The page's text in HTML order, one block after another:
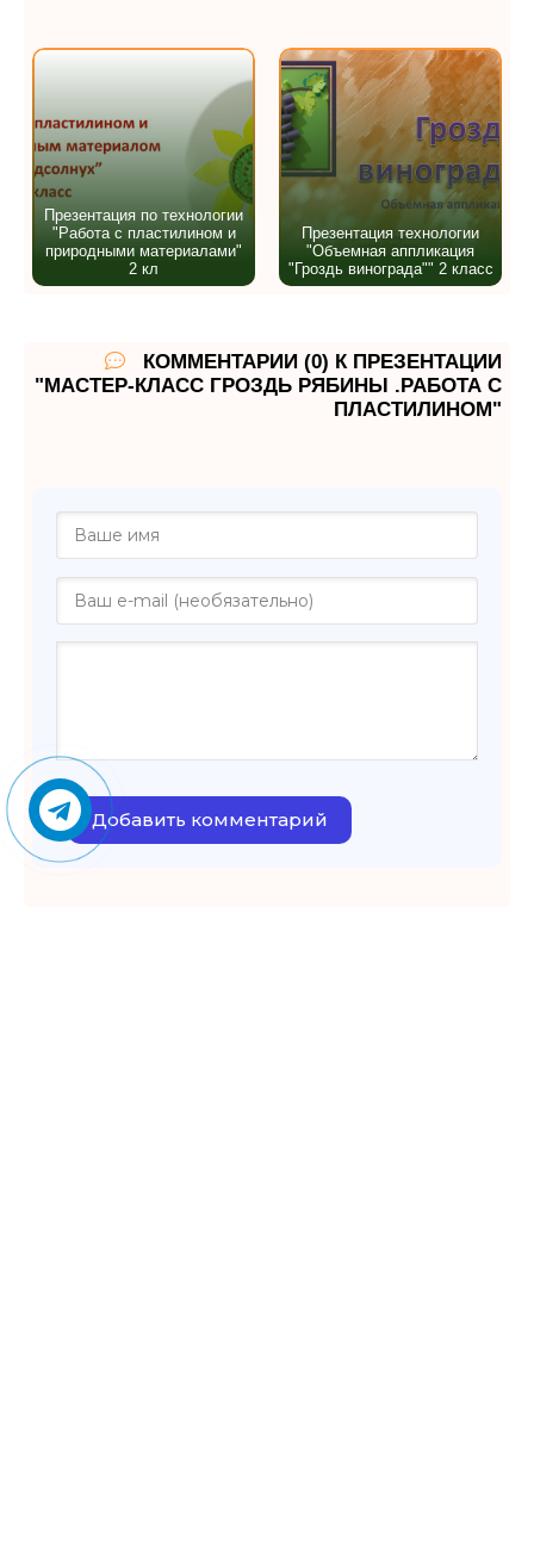
Презентация по технологии
"Работа с пластилином и
природными материалами"
2 кл
Презентация технологии
"Объемная аппликация
"Гроздь винограда"" 2 класс
КОММЕНТАРИИ (0) К ПРЕЗЕНТАЦИИ
"МАСТЕР-КЛАСС ГРОЗДЬ РЯБИНЫ .РАБОТА С
ПЛАСТИЛИНОМ"
Добавить комментарий